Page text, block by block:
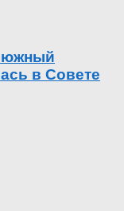
южный
в Совете